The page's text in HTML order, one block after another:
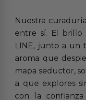
Nuestra
entre sí. El brillo
LINE, junto a un
aroma que
mapa seductor,
a que explores
con la